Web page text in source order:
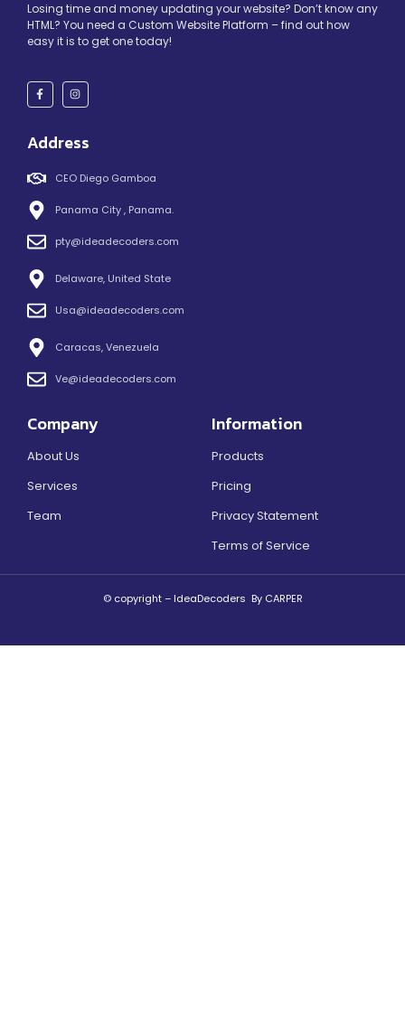
Losing time and money updating your website? Don’t know any
HTML? You need a Custom Website Platform – find out how
easy it is to get one today!
Address
CEO Diego Gamboa
Panama City , Panama.
pty@ideadecoders.com
Delaware, United State
Usa@ideadecoders.com
Caracas, Venezuela
Ve@ideadecoders.com
Company
About Us
Services
Team
Information
Products
Pricing
Privacy Statement
Terms of Service
© copyright – IdeaDecoders By CARPER